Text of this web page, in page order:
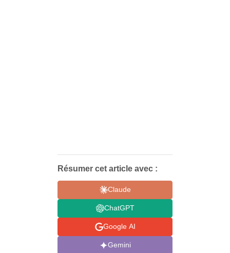
Résumer cet article avec :
Claude
ChatGPT
Google AI
Gemini